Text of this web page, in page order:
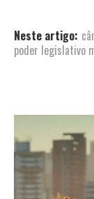
Neste artigo:
poder legislativo